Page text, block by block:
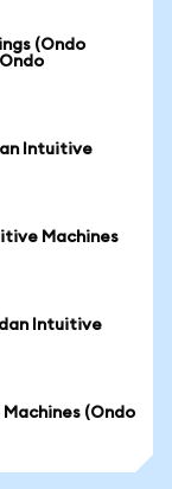
(Ondo
Intuitive
Machines
Intuitive
(Ondo